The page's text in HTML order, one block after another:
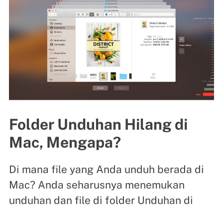
Folder Unduhan Hilang di
Mac, Mengapa?
Di mana file yang Anda unduh berada di
Mac? Anda seharusnya menemukan
unduhan dan file di folder Unduhan di